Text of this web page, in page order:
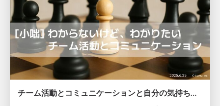
チーム活動とコミュニケーションと自分の気持ちに気づくこと / Listening Beyond Words: Emotions, Confusion, and Connection in Teams